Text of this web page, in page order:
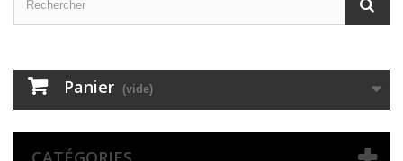
Panier (vide)